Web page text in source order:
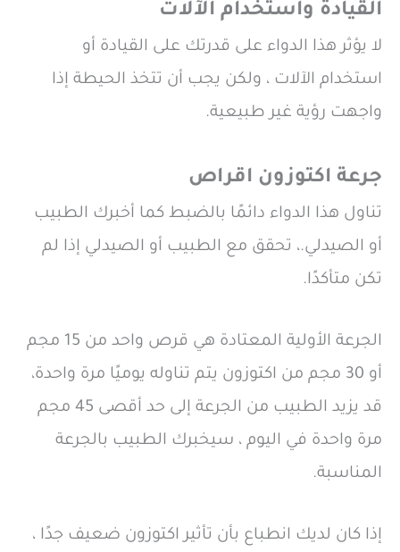
القيادة واستخدام الآلات
لا يؤثر هذا الدواء على قدرتك على القيادة أو
استخدام الآلات ، ولكن يجب أن تتخذ الحيطة إذا
واجهت رؤية غير طبيعية.
جرعة اكتوزون اقراص
تناول هذا الدواء دائمًا بالضبط كما أخبرك الطبيب
أو الصيدلي.، تحقق مع الطبيب أو الصيدلي إذا لم
تكن متأكدًا.
الجرعة الأولية المعتادة هي قرص واحد من 15 مجم
أو 30 مجم من اكتوزون يتم تناوله يوميًا مرة واحدة،
قد يزيد الطبيب من الجرعة إلى حد أقصى 45 مجم
مرة واحدة في اليوم ، سيخبرك الطبيب بالجرعة
المناسبة.
إذا كان لديك انطباع بأن تأثير اكتوزون ضعيف جدًا ،